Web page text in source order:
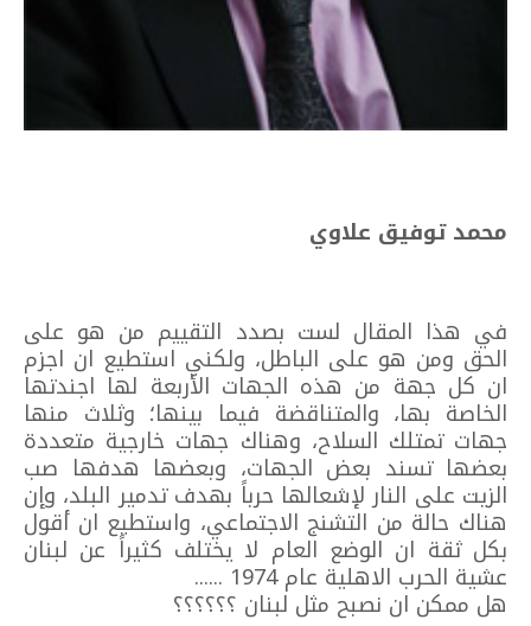
محمد توفيق علاوي
في هذا المقال لست بصدد التقييم من هو على
الحق ومن هو على الباطل، ولكني استطيع ان اجزم
ان كل جهة من هذه الجهات الأربعة لها اجندتها
الخاصة بها، والمتناقضة فيما بينها؛ وثلاث منها
جهات تمتلك السلاح، وهناك جهات خارجية متعددة
بعضها تسند بعض الجهات، وبعضها هدفها صب
الزيت على النار لإشعالها حرباً بهدف تدمير البلد، وإن
هناك حالة من التشنج الاجتماعي، واستطيع ان أقول
بكل ثقة ان الوضع العام لا يختلف كثيراً عن لبنان
عشية الحرب الاهلية عام 1974 ......
هل ممكن ان نصبح مثل لبنان ؟؟؟؟؟؟